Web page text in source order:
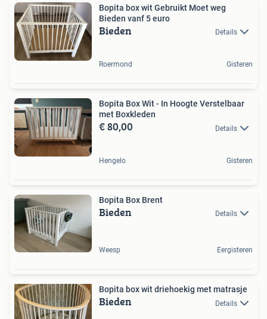
Bopita box wit Gebruikt Moet weg
Bieden vanf 5 euro
Bieden Details
Roermond Gisteren
Bopita Box Wit - In Hoogte Verstelbaar
met Boxkleden
€ 80,00 Details
Hengelo Gisteren
Bopita Box Brent
Bieden Details
Weesp Eergisteren
Bopita box wit driehoekig met matrasje
Bieden Details